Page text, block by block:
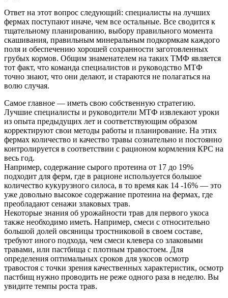
Ответ на этот вопрос следующий: специалисты на лучших
фермах поступают иначе, чем все остальные. Все сводится к
тщательному планированию, выбору правильного момента
скашивания, правильным минеральным подкормкам каждого
поля и обеспечению хорошей сохранности заготовленных
грубых кормов. Общим знаменателем на таких ТМФ является
тот факт, что команда специалистов и руководство МТФ
точно знают, что они делают, и стараются не полагаться на
волю случая.
Самое главное — иметь свою собственную стратегию.
Лучшие специалисты и руководители МТФ извлекают уроки
из опыта предыдущих лет и соответствующим образом
корректируют свои методы работы и планирование. На этих
фермах количество и качество травы сознательно и постоянно
контролируется в соответствии с рационом кормления КРС на
весь год.
Например, содержание сырого протеина от 17 до 19%
подходит для ферм, где в рационе используется большое
количество кукурузного силоса, в то время как 14 -16% — это
уже довольно высокое содержание протеина на фермах, где
преобладают сенажи злаковых трав.
Некоторые знания об урожайности трав для первого укоса
также необходимо иметь. Например, смеси с относительно
большой долей овсяницы тростниковой в своем составе,
требуют иного подхода, чем смеси клевера со злаковыми
травами, или пастбища с плотным травостоем. Для
определения оптимальных сроков для укосов осмотр
травостоя с точки зрения качественных характеристик, осмотр
пастбищ нужно проводить не реже одного раза в неделю. Вы
увидите темпы роста трав.